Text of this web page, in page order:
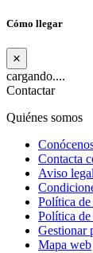
Cómo llegar
×
cargando....
Contactar
Quiénes somos
Contacta
Aviso legal
Política
Política
Gestionar
Mapa web